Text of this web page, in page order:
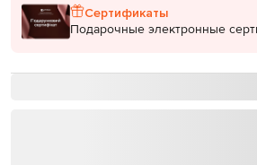
Сертификаты
Подарочные электронные